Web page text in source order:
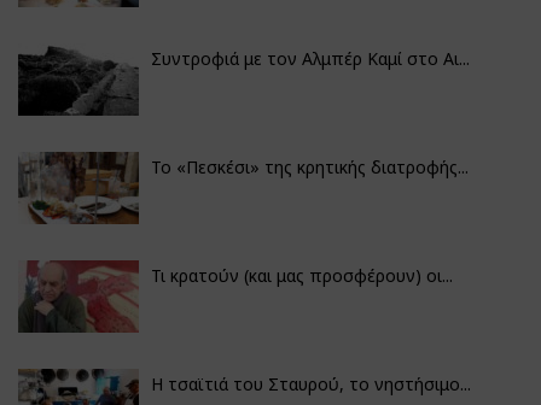
Συντροφιά με τον Αλμπέρ Καμί στο Αι...
Το «Πεσκέσι» της κρητικής διατροφής...
Τι κρατούν (και μας προσφέρουν) οι...
Η τσαϊτιά του Σταυρού, το νηστήσιμο...